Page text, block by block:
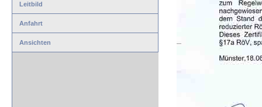
Leitbild
Anfahrt
Ansichten